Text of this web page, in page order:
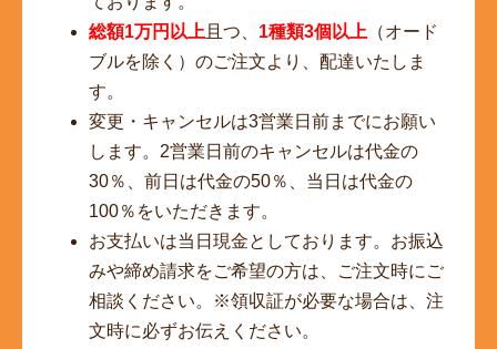
総額1万円以上 且つ、 1種類3個以上 （オード
ブルを除く）のご注文より、配達いたしま
す。
変更・キャンセルは3営業日前までにお願い
します。2営業日前のキャンセルは代金の
30％、前日は代金の50％、当日は代金の
100％をいただきます。
お支払いは当日現金としております。お振込
みや締め請求をご希望の方は、ご注文時にご
相談ください。※領収証が必要な場合は、注
文時に必ずお伝えください。